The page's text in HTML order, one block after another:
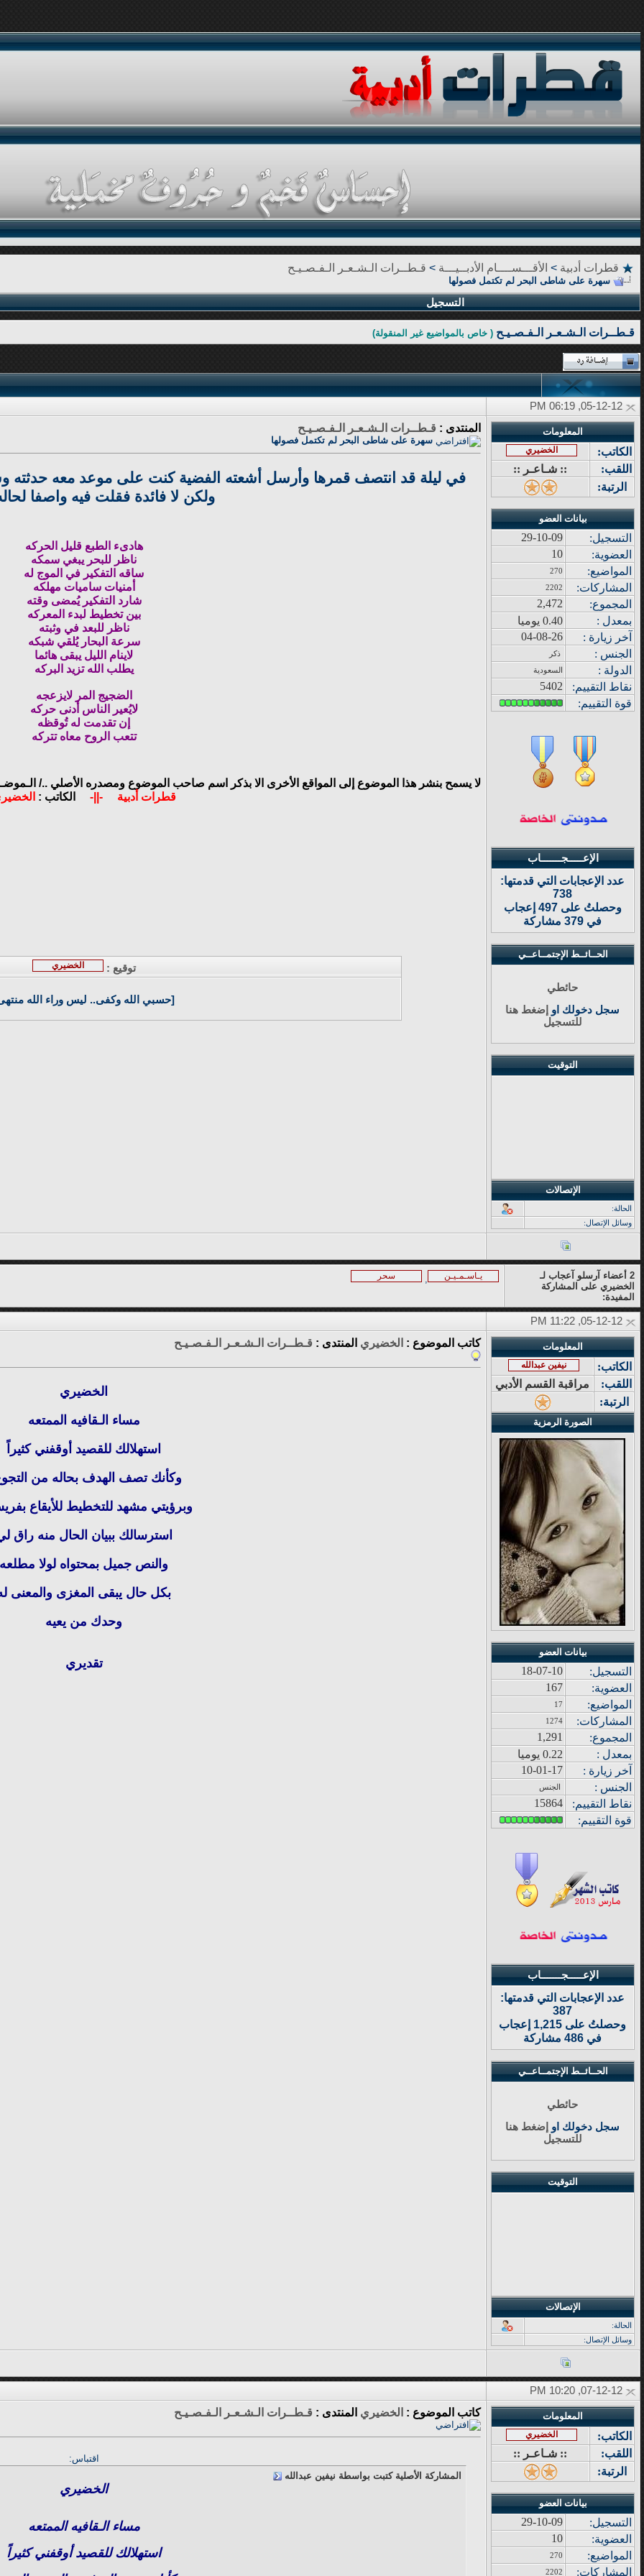
قطرات أدبية > الأقـــســــام الأدبــيـــة > قـطــرات الـشـعـر الـفـصـيـح
سهرة على شاطى البحر لم تكتمل فصولها
التسجيل
قـطــرات الـشـعـر الـفـصـيـح ( خاص بالمواضيع غير المنقولة)
المعلومات
الكاتب: الخضيري
اللقب:
:: شـاعـر ::
الرتبة:
بيانات العضو
التسجيل:
29-10-09
العضوية:
10
المواضيع:
270
المشاركات:
2202
المجموع:
2,472
بمعدل :
0.40 يوميا
خر زيار ة :
04-08-26
الجنس :
ذكر
الدولة : السعودية
نقاط التقييم:
5402
قوة التقييم:
الإعـــــجـــــــاب
عدد الإعجابات التي قدمتها:
738
وحصلتُ على 497 إعجاب
في 379 مشاركة
الحــائــط الإجتمــاعــي
حائطي
سجل دخولك او إضغط هنا
للتسجيل
التوقيت
الإتصالات
الحالة:
وسائل الإتصال:
المنتدى : قـطــرات الـشـعـر الـفـصـيـح
سهرة على شاطى البحر لم تكتمل فصولها
في ليلة قد انتصف قمرها وأرسل أشعته الفضية كنت على موعد معه حدثته
ولكن لا فائدة فقلت فيه واصفا
هادىء الطبع قليل الحركه
ناظر للبحر يبغي سمكه
ساقه التفكير في الموج له
أمنيات ساميات مهلكه
شارد التفكير يُمضى وقته
بين تخطيط لبدء المعركه
ناظر للبعد في وثبته
سرعة البحار يُلقي شبكه
لاينام الليل يبقى هائما
يطلب الله تزيد البركه
الضجيج المر لايزعجه
لايُعير الناس أدنى حركه
إن تقدمت له تُوقظه
تتعب الروح معاه تتركه
لا يسمح بنشر هذا الموضوع إلى المواقع الأخرى الا بذكر اسم صاحب الموضوع ومصدره الأصلي ../
قطرات أدبية
-||- الكاتب :
توقيع : الخضيري
[حسبي الله وكفى.. ليس وراء الله
2 أعضاء آرسلو آعجاب لـ
الخضيري على المشاركة
المفيدة:
يـاسـمـيـن , سحر
المعلومات
الكاتب: نيفين عبدالله
اللقب:
مراقبة القسم الأدبي
الرتبة:
الصورة الرمزية
بيانات العضو
التسجيل:
18-07-10
العضوية:
167
المواضيع:
17
المشاركات:
1274
المجموع:
1,291
بمعدل :
0.22 يوميا
خر زيار ة :
10-01-17
الجنس :
الجنس
نقاط التقييم:
15864
قوة التقييم:
الإعـــــجـــــــاب
عدد الإعجابات التي قدمتها:
387
وحصلتُ على 1,215 إعجاب
في 486 مشاركة
الحــائــط الإجتمــاعــي
حائطي
سجل دخولك او إضغط هنا
للتسجيل
التوقيت
الإتصالات
الحالة:
وسائل الإتصال:
كاتب الموضوع : الخضيري المنتدى : قـطــرات الـشـعـر الـفـصـيـح
الخضيري
مساء الـقافيه الممتعه
استهلالك للقصيد أوقفني كثيراً
وكأنك تصف الهدف بحاله من
وبرؤيتي مشهد للتخطيط للأيقاع
استرسالك ببيان الحال منه راق
والنص جميل بمحتواه لولا مطلعه
بكل حال يبقى المغزى والمعنى
وحدك من يعيه
تقديري
المعلومات
الكاتب: الخضيري
اللقب:
:: شـاعـر ::
الرتبة:
بيانات العضو
التسجيل:
29-10-09
العضوية:
10
المواضيع:
270
المشاركات:
2202
كاتب الموضوع : الخضيري المنتدى : قـطــرات الـشـعـر الـفـصـيـح
اقتباس:
المشاركة الأصلية كتبت بواسطة نيفين عبدالله
الخضيري
مساء الـقافيه الممتعه
استهلالك للقصيد أوقفني كثيراً